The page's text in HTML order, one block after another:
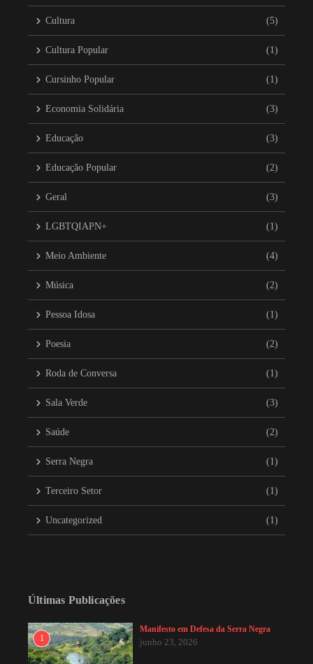
Cultura (5)
Cultura Popular (1)
Cursinho Popular (1)
Economia Solidária (3)
Educação (3)
Educação Popular (2)
Geral (3)
LGBTQIAPN+ (1)
Meio Ambiente (4)
Música (2)
Pessoa Idosa (1)
Poesia (2)
Roda de Conversa (1)
Sala Verde (3)
Saúde (2)
Serra Negra (1)
Terceiro Setor (1)
Uncategorized (1)
Últimas Publicações
1
Manifesto em Defesa da Serra Negra
junho 23, 2026